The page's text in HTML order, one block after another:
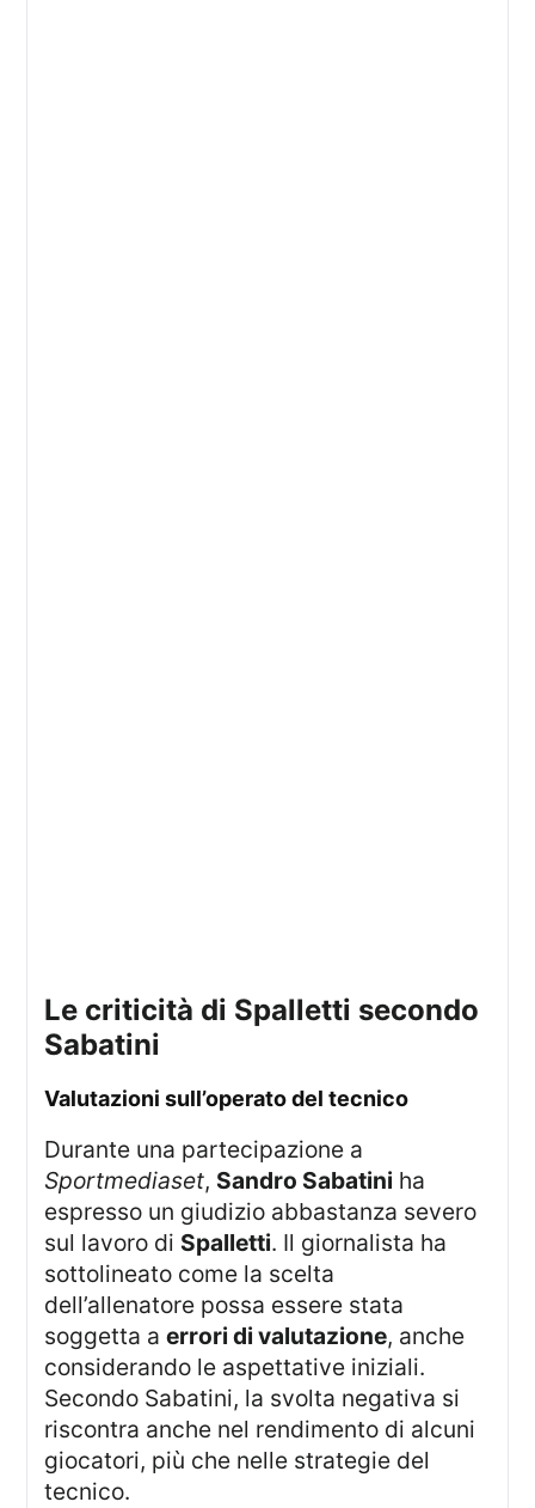
le criticità di Spalletti secondo
Sabatini
valutazioni sull’operato del tecnico
Durante una partecipazione a
Sportmediaset, Sandro Sabatini ha
espresso un giudizio abbastanza severo
sul lavoro di Spalletti. Il giornalista ha
sottolineato come la scelta
dell’allenatore possa essere stata
soggetta aerrori di valutazione, anche
considerando le aspettative iniziali.
Secondo Sabatini, la svolta negativa si
riscontra anche nel rendimento di alcuni
giocatori, più che nelle strategie del
tecnico.